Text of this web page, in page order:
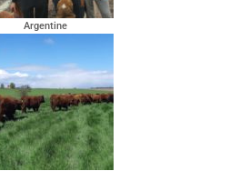
Argentine